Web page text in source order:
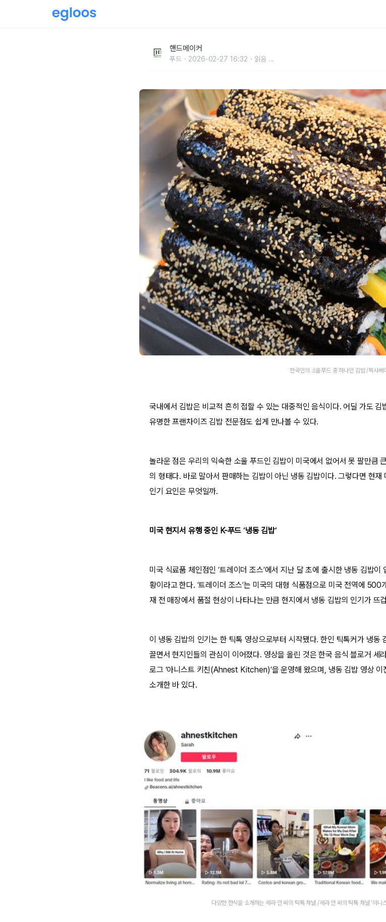
핸드메이커
푸드 2026-02-27 16:32 읽음 ...
한국인의 소울푸드 중 하나인 김밥 /픽사베이
국내에서 김밥은 비교적 흔히 접할 수 있는 대중적인 음식이다. 어딜 가도
유명한 프랜차이즈 김밥 전문점도 쉽게 만나볼 수 있다.
놀라운 점은 우리의 익숙한 소울 푸드인 김밥이 미국에서 없어서 못 팔만큼
의 형태다. 바로 말아서 판매하는 김밥이 아닌 냉동 김밥이다. 그렇다면 현재
인기 요인은 무엇일까.
미국 현지서 유행 중인 K-푸드 ‘냉동 김밥’
미국 식료품 체인점인 ‘트레이더 조스’에서 지난 달 초에 출시한 냉동 김밥
황이라고 한다. ‘트레이더 조스’는 미국의 대형 식품점으로 미국 전역에
재 전 매장에서 품절 현상이 나타나는 만큼 현지에서 냉동 김밥의 인기가 뜨
이 냉동 김밥의 인기는 한 틱톡 영상으로부터 시작됐다. 한인 틱톡커가 냉동
끌면서 현지인들의 관심이 이어졌다. 영상을 올린 것은 한국 음식 블로거
로그 ‘아니스트 키친(Ahnest Kitchen)’을 운영해 왔으며, 냉동 김밥 영상
소개한 바 있다.
다양한 한식을 소개하는 세라 안 씨의 틱톡 채널 /세라 안 씨의 틱톡 채널 '아